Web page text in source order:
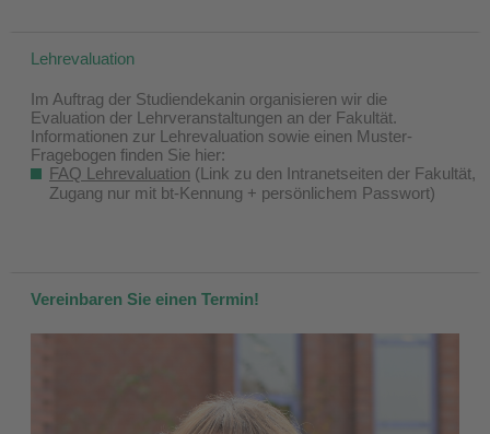
Lehrevaluation
Im Auftrag der Studiendekanin organisieren wir die
Evaluation der Lehrveranstaltungen an der Fakultät.
Informationen zur Lehrevaluation sowie einen Muster-
Fragebogen finden Sie hier:
FAQ Lehrevaluation (Link zu den Intranetseiten der Fakultät,
Zugang nur mit bt-Kennung + persönlichem Passwort)
Vereinbaren Sie einen Termin!